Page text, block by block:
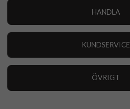
HANDLA
KUNDSERVICE
ÖVRIGT